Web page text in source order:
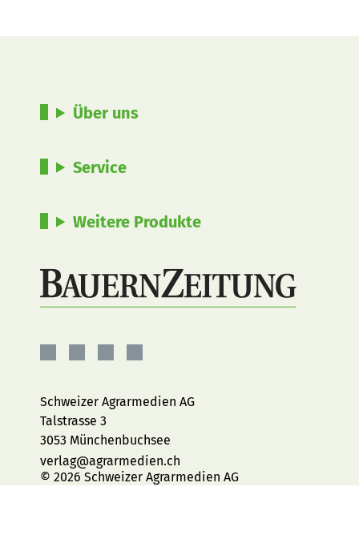
Über uns
Service
Weitere Produkte
Facebook
Instagram
YouTubeLinkedIn
Schweizer Agrarmedien AG
Talstrasse 3
3053 Münchenbuchsee
verlag@agrarmedien.ch
© 2026 Schweizer Agrarmedien AG